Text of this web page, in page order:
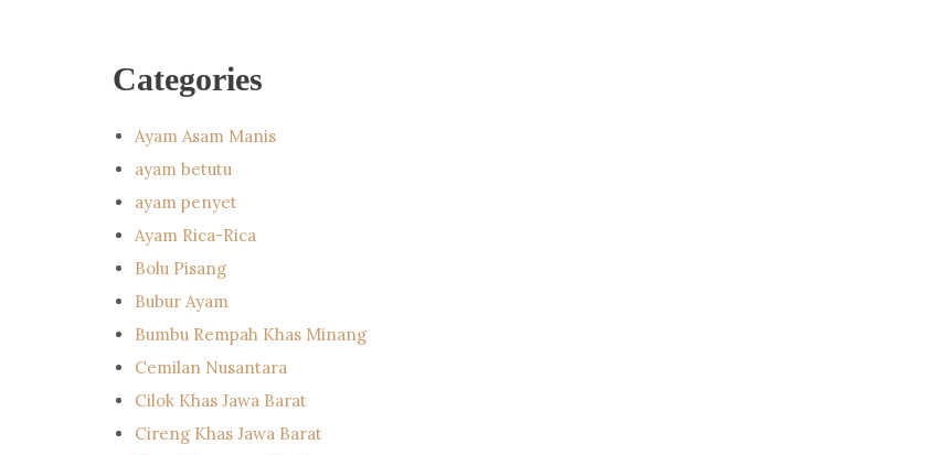
Categories
Ayam Asam Manis
ayam betutu
ayam penyet
Ayam Rica-Rica
Bolu Pisang
Bubur Ayam
Bumbu Rempah Khas Minang
Cemilan Nusantara
Cilok Khas Jawa Barat
Cireng Khas Jawa Barat